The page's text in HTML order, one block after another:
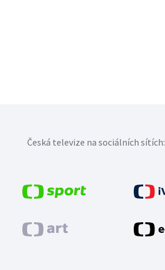
Česká televize na sociálních sítích: